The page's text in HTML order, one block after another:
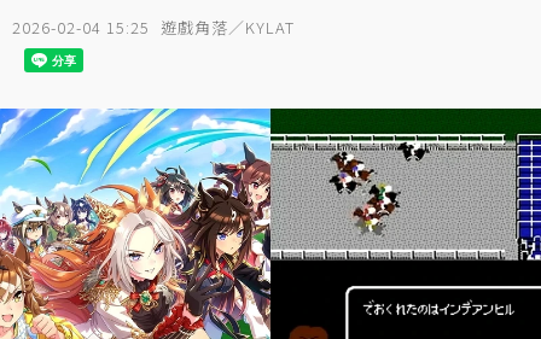
2026-02-04 15:25 遊戲角落／KYLAT